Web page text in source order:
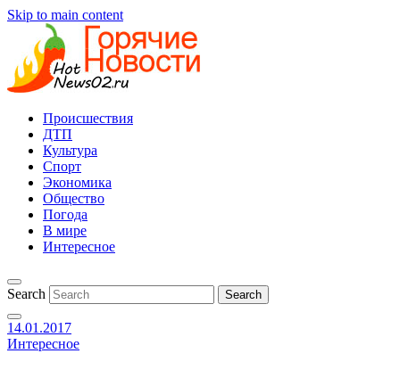
Skip to main content
Происшествия
ДТП
Культура
Спорт
Экономика
Общество
Погода
В мире
Интересное
Search
14.01.2017
Интересное